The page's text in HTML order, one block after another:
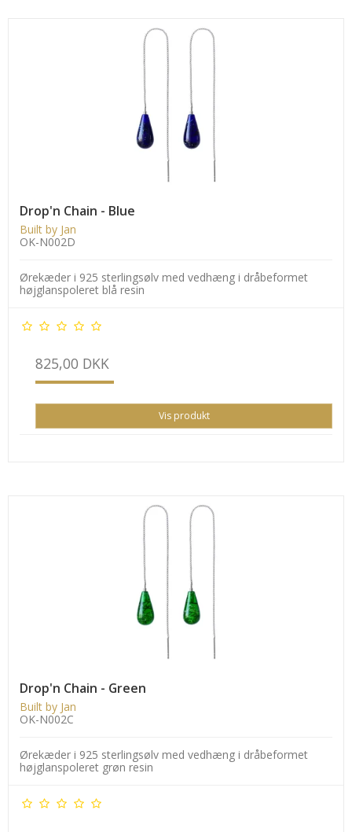
Drop'n Chain - Blue
Built by Jan
OK-N002D
Ørekæder i 925 sterlingsølv med vedhæng i dråbeformet
højglanspoleret blå resin
825,00 DKK
Vis produkt
Drop'n Chain - Green
Built by Jan
OK-N002C
Ørekæder i 925 sterlingsølv med vedhæng i dråbeformet
højglanspoleret grøn resin